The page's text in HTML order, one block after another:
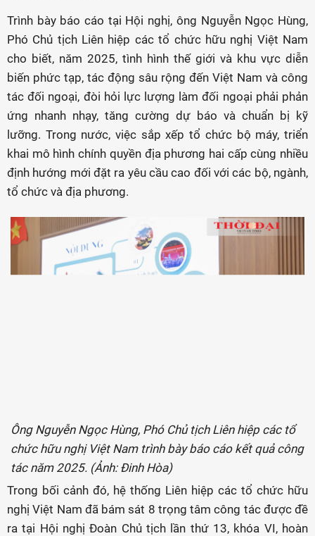
Trình bày báo cáo tại Hội nghị, ông Nguyễn Ngọc Hùng,
Phó Chủ tịch Liên hiệp các tổ chức hữu nghị Việt Nam
cho biết, năm 2025, tình hình thế giới và khu vực diễn
biến phức tạp, tác động sâu rộng đến Việt Nam và công
tác đối ngoại, đòi hỏi lực lượng làm đối ngoại phải phản
ứng nhanh nhạy, tăng cường dự báo và chuẩn bị kỹ
lưỡng. Trong nước, việc sắp xếp tổ chức bộ máy, triển
khai mô hình chính quyền địa phương hai cấp cùng nhiều
định hướng mới đặt ra yêu cầu cao đối với các bộ, ngành,
tổ chức và địa phương.
Ông Nguyễn Ngọc Hùng, Phó Chủ tịch Liên hiệp các tổ
chức hữu nghị Việt Nam trình bày báo cáo kết quả công
tác năm 2025. (Ảnh: Đinh Hòa)
Trong bối cảnh đó, hệ thống Liên hiệp các tổ chức hữu
nghị Việt Nam đã bám sát 8 trọng tâm công tác được đề
ra tại Hội nghị Đoàn Chủ tịch lần thứ 13, khóa VI, hoàn